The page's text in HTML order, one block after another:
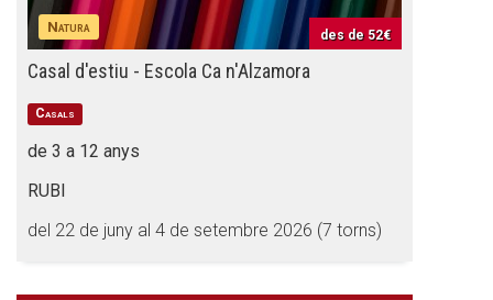
Natura des de 52€
Casal d'estiu - Escola Ca n'Alzamora
Casals
de 3 a 12 anys
RUBI
del 22 de juny al 4 de setembre 2026 (7 torns)